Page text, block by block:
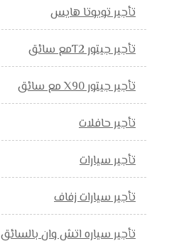
تأجير تويوتا هايس
تأجير جيتور T2مع سائق
تأجير جيتور X90 مع سائق
تأجير حافلات
تأجير سيارات
تأجير سيارات زفاف
تأجير سياره اتش وان بالسائق